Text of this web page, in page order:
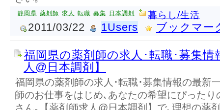
静岡県 薬剤師 求人 転職 募集 日本調剤 暮らし/生活
2011/03/22 1Users ブックマー
福岡県の薬剤師の求人･転職･募集情
人@日本調剤】
福岡県の薬剤師の求人･転職･募集情報の最新
師のお仕事をはじめ､あなたの希望にぴった
さん｡【薬剤師求人@日本調剤】で､理想の薬